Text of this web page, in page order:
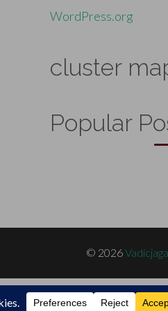
WordPress.org
cluster
Popular
© 2026